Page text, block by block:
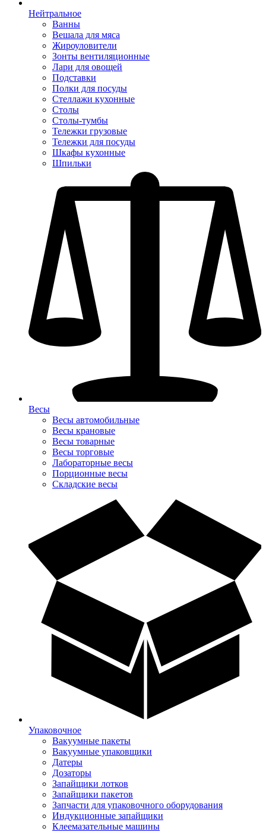
Нейтральное
Ванны
Вешала для мяса
Жироуловители
Зонты вентиляционные
Лари для овощей
Подставки
Полки для посуды
Стеллажи кухонные
Столы
Столы-тумбы
Тележки грузовые
Тележки для посуды
Шкафы кухонные
Шпильки
Весы
Весы автомобильные
Весы крановые
Весы товарные
Весы торговые
Лабораторные весы
Порционные весы
Складские весы
Упаковочное
Вакуумные пакеты
Вакуумные упаковщики
Датеры
Дозаторы
Запайщики лотков
Запайщики пакетов
Запчасти для упаковочного оборудования
Индукционные запайщики
Клеемазательные машины